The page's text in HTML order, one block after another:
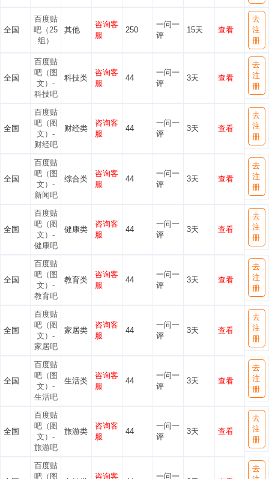
全国
百度贴
吧（25
组）
其他
咨询客
服
250
一问一
评
15天 查看
去
注
册
全国
百度贴
吧（图
文）-
科技吧
科技类
咨询客
服
44
一问一
评
3天 查看
去
注
册
全国
百度贴
吧（图
文）-
财经吧
财经类
咨询客
服
44
一问一
评
3天 查看
去
注
册
全国
百度贴
吧（图
文）-
新闻吧
综合类
咨询客
服
44
一问一
评
3天 查看
去
注
册
全国
百度贴
吧（图
文）-
健康吧
健康类
咨询客
服
44
一问一
评
3天 查看
去
注
册
全国
百度贴
吧（图
文）-
教育吧
教育类
咨询客
服
44
一问一
评
3天 查看
去
注
册
全国
百度贴
吧（图
文）-
家居吧
家居类
咨询客
服
44
一问一
评
3天 查看
去
注
册
全国
百度贴
吧（图
文）-
生活吧
生活类
咨询客
服
44
一问一
评
3天 查看
去
注
册
全国
百度贴
吧（图
文）-
旅游吧
旅游类
咨询客
服
44
一问一
评
3天 查看
去
注
册
百度贴
吧（图
咨询客
一问一
去